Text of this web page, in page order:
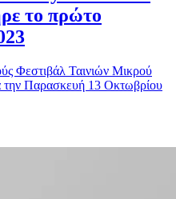
το πρώτο
Φεστιβάλ Ταινιών Μικρού
την Παρασκευή 13 Οκτωβρίου